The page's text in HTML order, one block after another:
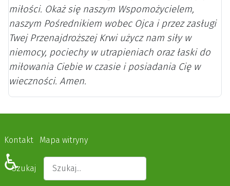
miłości. Okaż się naszym Wspomożycielem,
naszym Pośrednikiem wobec Ojca i przez zasługi
Twej Przenajdroższej Krwi użycz nam siły w
niemocy, pociechy w utrapieniach oraz łaski do
miłowania Ciebie w czasie i posiadania Cię w
wieczności. Amen.
Kontakt Mapa witryny
Szukaj